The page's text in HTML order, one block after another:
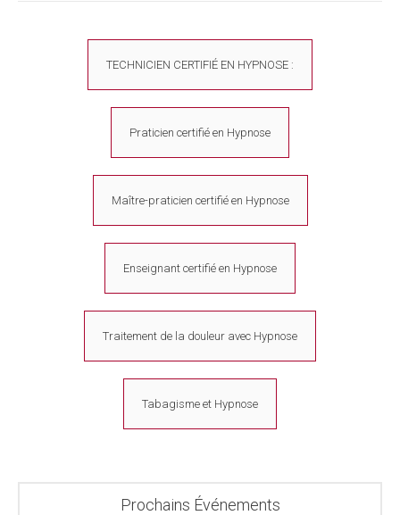
TECHNICIEN CERTIFIÉ EN HYPNOSE :
Praticien certifié en Hypnose
Maître-praticien certifié en Hypnose
Enseignant certifié en Hypnose
Traitement de la douleur avec Hypnose
Tabagisme et Hypnose
Prochains Événements